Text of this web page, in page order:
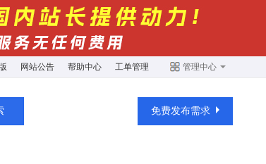
网站公告 帮助中心 工单管理 管理中心
免费发布需求